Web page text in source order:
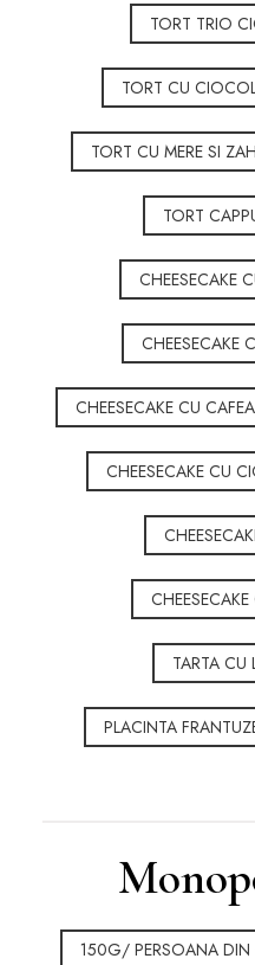
TORT TRIO
TORT CU
TORT CU MERE SI
TORT
CHEESECAKE
CHEESECAKE
CHEESECAKE CU
CHEESECAKE CU
TARTA CU
PLACINTA
150G/ PERSOANA DIN